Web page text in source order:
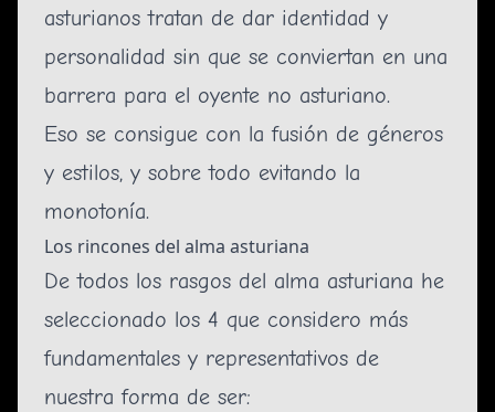
asturianos tratan de dar identidad y
personalidad sin que se conviertan en una
barrera para el oyente no asturiano.
Eso se consigue con la fusión de géneros
y estilos, y sobre todo evitando la
monotonía.
Los rincones del alma asturiana
De todos los rasgos del alma asturiana he
seleccionado los 4 que considero más
fundamentales y representativos de
nuestra forma de ser: